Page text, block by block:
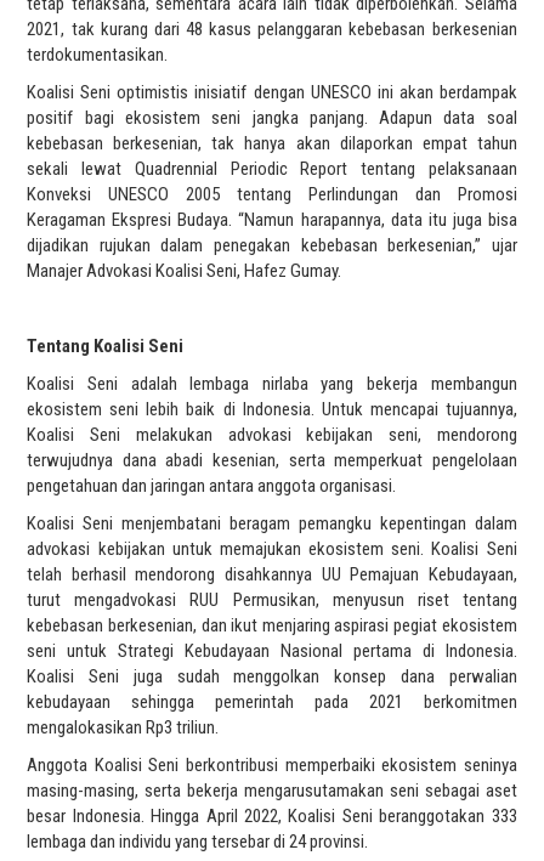
2021, tak kurang dari 48 kasus pelanggaran kebebasan berkesenian
terdokumentasikan.
Koalisi Seni optimistis inisiatif dengan UNESCO ini akan berdampak
positif bagi ekosistem seni jangka panjang. Adapun data soal
kebebasan berkesenian, tak hanya akan dilaporkan empat tahun
sekali lewat Quadrennial Periodic Report tentang pelaksanaan
Konveksi UNESCO 2005 tentang Perlindungan dan Promosi
Keragaman Ekspresi Budaya. “Namun harapannya, data itu juga bisa
dijadikan rujukan dalam penegakan kebebasan berkesenian,” ujar
Manajer Advokasi Koalisi Seni, Hafez Gumay.
Tentang Koalisi Seni
Koalisi Seni adalah lembaga nirlaba yang bekerja membangun
ekosistem seni lebih baik di Indonesia. Untuk mencapai tujuannya,
Koalisi Seni melakukan advokasi kebijakan seni, mendorong
terwujudnya dana abadi kesenian, serta memperkuat pengelolaan
pengetahuan dan jaringan antara anggota organisasi.
Koalisi Seni menjembatani beragam pemangku kepentingan dalam
advokasi kebijakan untuk memajukan ekosistem seni. Koalisi Seni
telah berhasil mendorong disahkannya UU Pemajuan Kebudayaan,
turut mengadvokasi RUU Permusikan, menyusun riset tentang
kebebasan berkesenian, dan ikut menjaring aspirasi pegiat ekosistem
seni untuk Strategi Kebudayaan Nasional pertama di Indonesia.
Koalisi Seni juga sudah menggolkan konsep dana perwalian
kebudayaan sehingga pemerintah pada 2021 berkomitmen
mengalokasikan Rp3 triliun.
Anggota Koalisi Seni berkontribusi memperbaiki ekosistem seninya
masing-masing, serta bekerja mengarusutamakan seni sebagai aset
besar Indonesia. Hingga April 2022, Koalisi Seni beranggotakan 333
lembaga dan individu yang tersebar di 24 provinsi.